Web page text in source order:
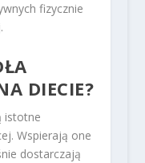
fizycznie
DIECIE?
istotne
Wspierają one
dostarczają